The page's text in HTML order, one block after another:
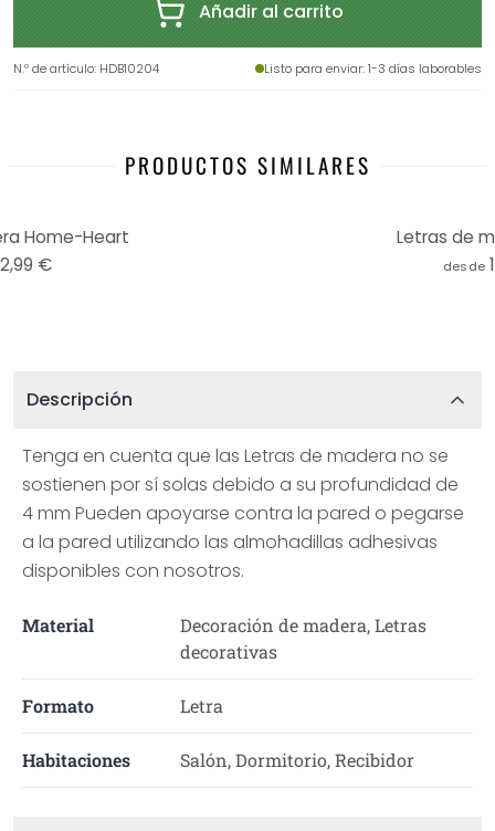
Añadir al carrito
N.º de artículo: HDB10204 Listo para enviar: 1-3 días laborables
PRODUCTOS SIMILARES
Home-Heart
€
Letras de
desde
Descripción
Tenga en cuenta que las Letras de madera no se
sostienen por sí solas debido a su profundidad de
4 mm Pueden apoyarse contra la pared o pegarse
a la pared utilizando las almohadillas adhesivas
disponibles con nosotros.
Material
Decoración de madera, Letras
decorativas
Formato Letra
Habitaciones Salón, Dormitorio, Recibidor